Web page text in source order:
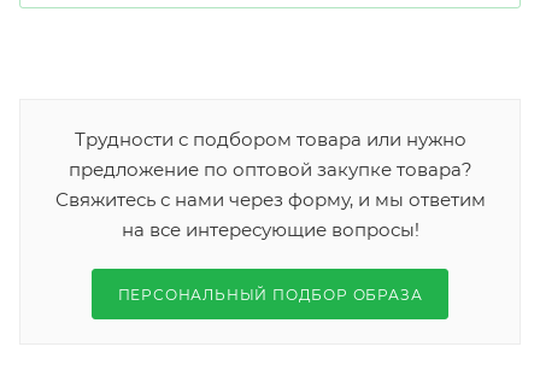
Трудности с подбором товара или нужно
предложение по оптовой закупке товара?
Свяжитесь с нами через форму, и мы ответим
на все интересующие вопросы!
ПЕРСОНАЛЬНЫЙ ПОДБОР ОБРАЗА